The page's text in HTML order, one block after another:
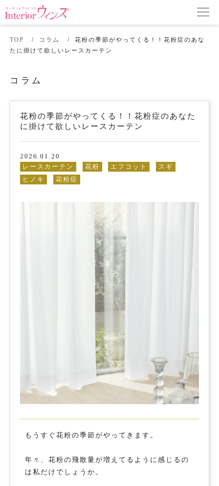
TOP コラム
花粉の季節がやってくる！！花粉症のあな
たに掛けて欲しいレースカーテン
コラム
花粉の季節がやってくる！！花粉症のあなた
に掛けて欲しいレースカーテン
2026.01.20
レースカーテン
花粉 エフコット
スギ
ヒノキ
花粉症
もうすぐ花粉の季節がやってきます。
年々、花粉の飛散量が増えてるように感じるの
は私だけでしょうか。